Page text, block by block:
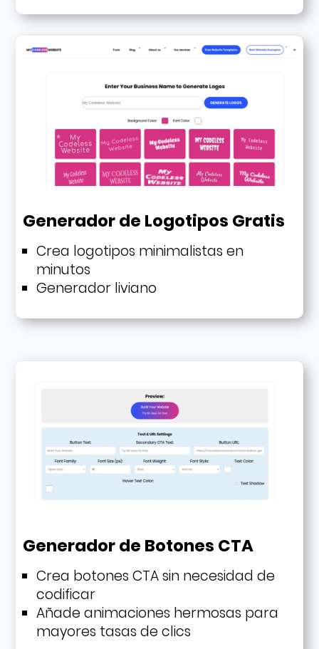
Generador de Logotipos Gratis
Crea logotipos minimalistas en
minutos
Generador liviano
Generador de Botones CTA
Crea botones CTA sin necesidad de
codificar
Añade animaciones hermosas para
mayores tasas de clics